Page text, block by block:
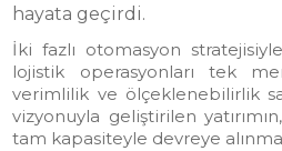
hayata geçirdi.
İki fazlı otomasyon
lojistik operasyonları tek
verimlilik ve ölçeklenebilirlik
vizyonuyla geliştirilen
tam kapasiteyle devreye